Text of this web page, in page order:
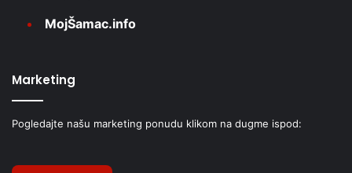
MojŠamac.info
Marketing
Pogledajte našu marketing ponudu klikom na dugme ispod: